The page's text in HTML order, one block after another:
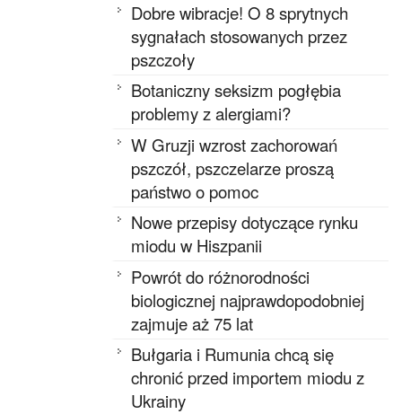
Dobre wibracje! O 8 sprytnych
sygnałach stosowanych przez
pszczoły
Botaniczny seksizm pogłębia
problemy z alergiami?
W Gruzji wzrost zachorowań
pszczół, pszczelarze proszą
państwo o pomoc
Nowe przepisy dotyczące rynku
miodu w Hiszpanii
Powrót do różnorodności
biologicznej najprawdopodobniej
zajmuje aż 75 lat
Bułgaria i Rumunia chcą się
chronić przed importem miodu z
Ukrainy